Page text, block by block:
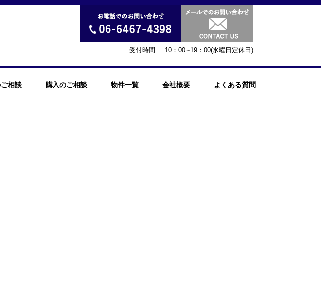
受付時間 10：00∼19：00(水曜日定休日)
相談 購入のご相談 物件一覧 会社概要 よくある質問